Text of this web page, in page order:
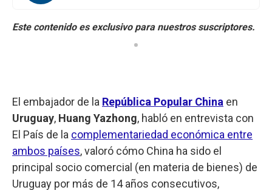
El embajador de la República Popular China en
Uruguay, Huang Yazhong, habló en entrevista con
El País de la complementariedad económica entre
ambos países, valoró cómo China ha sido el
principal socio comercial (en materia de bienes) de
Uruguay por más de 14 años consecutivos,